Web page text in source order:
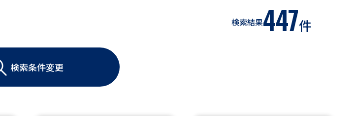
大学パンフ
総合型選抜・学校推薦型選抜 募集要項＆願書
検索結果447件
検索条件変更